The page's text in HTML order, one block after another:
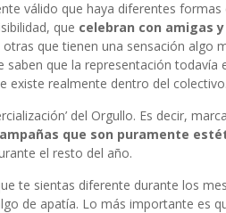
válido que haya diferentes formas
que celebran con amigas
que tienen una sensación algo
saben que la representación
existe realmente dentro del colectivo.
del Orgullo. Es decir,
que son puramente
el resto del año.
te sientas diferente durante los
de apatía. Lo más importante es